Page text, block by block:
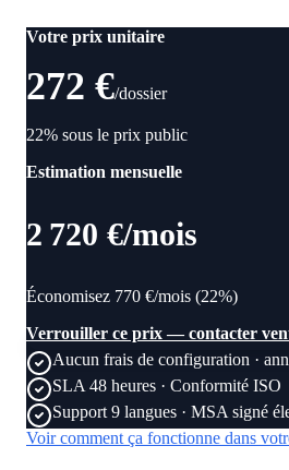
Votre prix unitaire
272 €/dossier
22% sous le prix public
Estimation mensuelle
2 720 €/mois
Économisez 770 €/mois (22%)
Verrouiller ce prix — contacter
Aucun frais de configuration ·
SLA 48 heures · Conformité ISO
Support 9 langues · MSA signé
Voir comment ça fonctionne dans